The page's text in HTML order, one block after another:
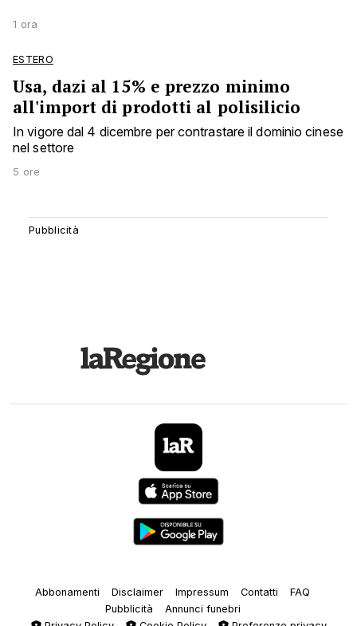
1 ora
ESTERO
Usa, dazi al 15% e prezzo minimo
all'import di prodotti al polisilicio
In vigore dal 4 dicembre per contrastare il dominio cinese
nel settore
5 ore
Abbonamenti Disclaimer Impressum Contatti
FAQ
Pubblicità
Annunci funebri